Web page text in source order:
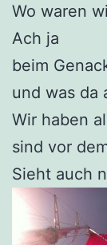
Wo waren
Ach ja
beim
und was da
Wir haben
sind vor
Sieht auch